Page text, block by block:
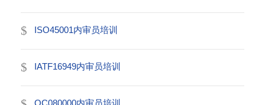
ISO45001内审员培训
IATF16949内审员培训
QC080000内审员培训